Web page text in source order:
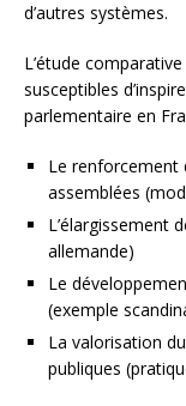
d’autres systèmes.
L’étude
susceptibles
parlementaire en
Le renforcement
assemblées
L’élargissement
allemande)
Le
(exemple
La valorisation
publiques